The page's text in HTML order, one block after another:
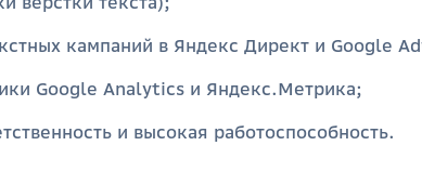
кампаний в Яндекс Директ и Google
Google Analytics и Яндекс.Метрика;
и высокая работоспособность.